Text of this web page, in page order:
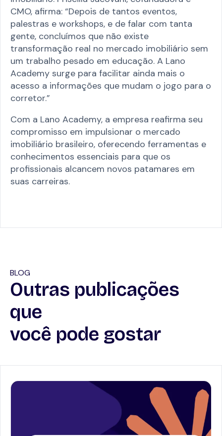
CMO, afirma: “Depois de tantos eventos,
palestras e workshops, e de falar com tanta
gente, concluímos que não existe
transformação real no mercado imobiliário sem
um trabalho pesado em educação. A Lano
Academy surge para facilitar ainda mais o
acesso a informações que mudam o jogo para o
corretor.”​
Com a Lano Academy, a empresa reafirma seu
compromisso em impulsionar o mercado
imobiliário brasileiro, oferecendo ferramentas e
conhecimentos essenciais para que os
profissionais alcancem novos patamares em
suas carreiras.
BLOG
Outras publicações
que
você pode gostar